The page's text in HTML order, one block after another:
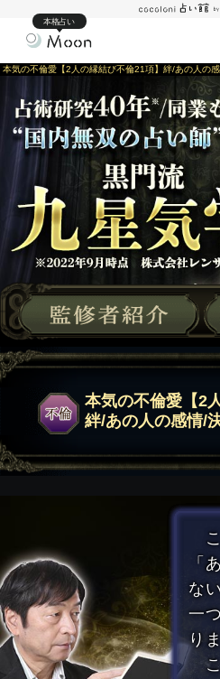
本格占い
本気の不倫愛【2人の縁結び不倫21項】絆/あの人の
本気の不倫愛【2
絆/あの人の感情/
こ
「
な
一
り
こ